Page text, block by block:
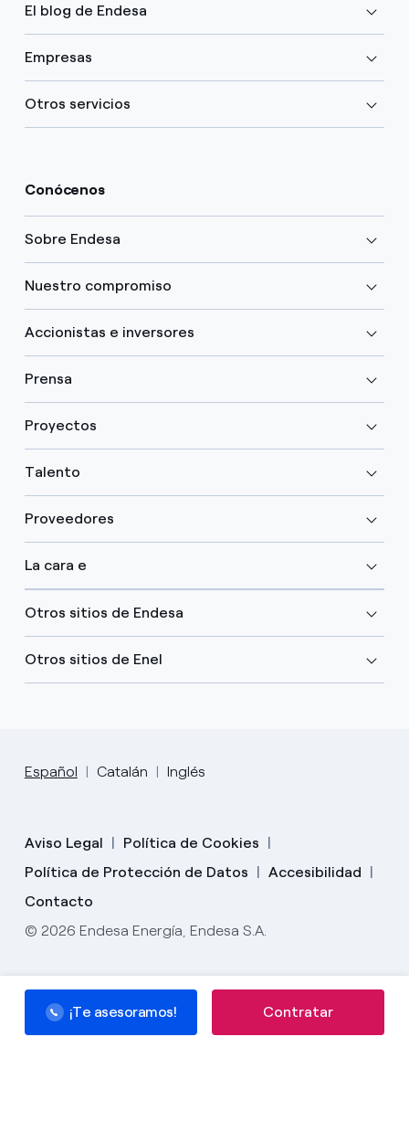
¡Te asesoramos!
¡Te asesoramos! Contratar
El blog de Endesa
Empresas
Otros servicios
Conócenos
Sobre Endesa
Nuestro compromiso
Accionistas e inversores
Prensa
Proyectos
Talento
Proveedores
La cara e
Otros sitios de Endesa
Otros sitios de Enel
Español Catalán Inglés
Aviso Legal
Política de Cookies
Política de Protección de Datos
Accesibilidad
Contacto
© 2026 Endesa Energía, Endesa S.A.